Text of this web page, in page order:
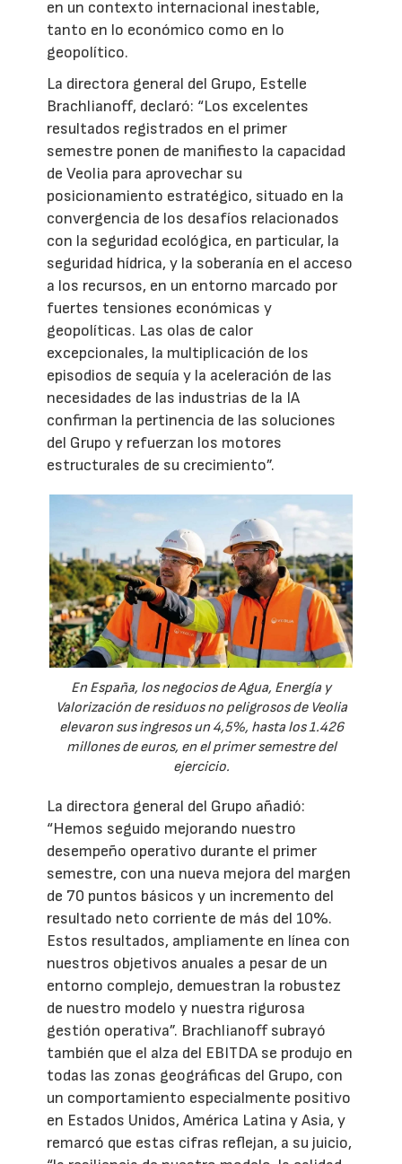
en un contexto internacional inestable,
tanto en lo económico como en lo
geopolítico.
La directora general del Grupo, Estelle
Brachlianoff, declaró: “Los excelentes
resultados registrados en el primer
semestre ponen de manifiesto la capacidad
de Veolia para aprovechar su
posicionamiento estratégico, situado en la
convergencia de los desafíos relacionados
con la seguridad ecológica, en particular, la
seguridad hídrica, y la soberanía en el acceso
a los recursos, en un entorno marcado por
fuertes tensiones económicas y
geopolíticas. Las olas de calor
excepcionales, la multiplicación de los
episodios de sequía y la aceleración de las
necesidades de las industrias de la IA
confirman la pertinencia de las soluciones
del Grupo y refuerzan los motores
estructurales de su crecimiento”.
En España, los negocios de Agua, Energía y
Valorización de residuos no peligrosos de Veolia
elevaron sus ingresos un 4,5%, hasta los 1.426
millones de euros, en el primer semestre del
ejercicio.
La directora general del Grupo añadió:
“Hemos seguido mejorando nuestro
desempeño operativo durante el primer
semestre, con una nueva mejora del margen
de 70 puntos básicos y un incremento del
resultado neto corriente de más del 10%.
Estos resultados, ampliamente en línea con
nuestros objetivos anuales a pesar de un
entorno complejo, demuestran la robustez
de nuestro modelo y nuestra rigurosa
gestión operativa”. Brachlianoff subrayó
también que el alza del EBITDA se produjo en
todas las zonas geográficas del Grupo, con
un comportamiento especialmente positivo
en Estados Unidos, América Latina y Asia, y
remarcó que estas cifras reflejan, a su juicio,